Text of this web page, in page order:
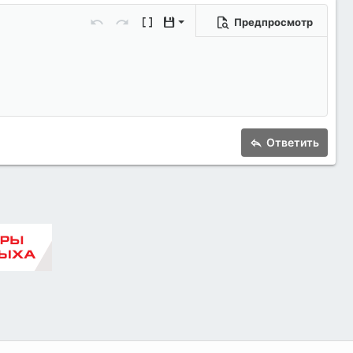
ОтменитьПовторить
Переключить режим работы
Черновики
Сохранить черновик
Предпросмотр
Ответить